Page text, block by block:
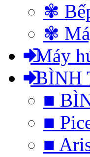
✾
✾
Máy
BÌNH
■
■
■